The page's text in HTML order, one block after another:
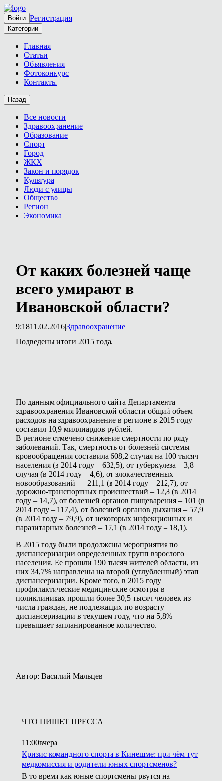
Войти Регистрация
Категории
Главная
Статьи
Объявления
Фотоконкурс
Контакты
Назад
Все новости
Здравоохранение
Образование
Спорт
Город
ЖКХ
Закон и порядок
Культура
Люди с улицы
Общество
Регион
Экономика
От каких болезней чаще
всего умирают в
Ивановской области?
9:1811.02.2016|Здравоохранение
Подведены итоги 2015 года.
По данным официального сайта Департамента
здравоохранения Ивановской области общий объем
расходов на здравоохранение в регионе в 2015 году
составил 10,9 миллиардов рублей.
В регионе отмечено снижение смертности по ряду
заболеваний. Так, смертность от болезней системы
кровообращения составила 608,2 случая на 100 тысяч
населения (в 2014 году – 632,5), от туберкулеза – 3,8
случая (в 2014 году – 4,6), от злокачественных
новообразований — 211,1 (в 2014 году – 212,7), от
дорожно-транспортных происшествий – 12,8 (в 2014
году – 14,7), от болезней органов пищеварения – 101 (в
2014 году – 117,4), от болезней органов дыхания – 57,9
(в 2014 году – 79,9), от некоторых инфекционных и
паразитарных болезней – 17,1 (в 2014 году – 18,1).
В 2015 году были продолжены мероприятия по
диспансеризации определенных групп взрослого
населения. Ее прошли 190 тысяч жителей области, из
них 34,7% направлены на второй (углубленный) этап
диспансеризации. Кроме того, в 2015 году
профилактические медицинские осмотры в
поликлиниках прошли более 30,5 тысяч человек из
числа граждан, не подлежащих по возрасту
диспансеризации в текущем году, что на 5,8%
превышает запланированное количество.
Автор: Василий Мальцев
ЧТО ПИШЕТ ПРЕССА
11:00вчера
Кризис командного спорта в Кинешме: при чём тут
медкомиссия и родители юных спортсменов?
В то время как юные спортсмены рвутся на